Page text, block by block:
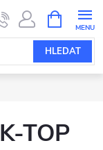
HLEDAT
NÁKUPNÍ
KOŠÍK
TOP